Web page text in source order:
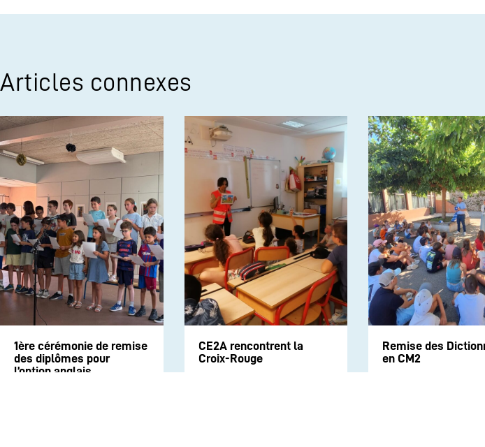
Articles connexes
1ère cérémonie de remise
des diplômes pour
l’option anglais
CE2A rencontrent la
Croix-Rouge
Remise des
en CM2